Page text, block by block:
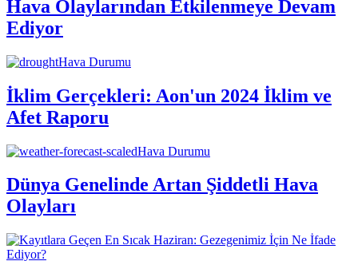
Hava Olaylarından Etkilenmeye Devam
Ediyor
Hava Durumu
İklim Gerçekleri: Aon'un 2024 İklim ve
Afet Raporu
Hava Durumu
Dünya Genelinde Artan Şiddetli Hava
Olayları